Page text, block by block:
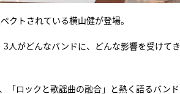
クトされている横山健が登場。
人がどんなバンドに、どんな影響を受けてき
「ロックと歌謡曲の融合」と熱く語るバンド